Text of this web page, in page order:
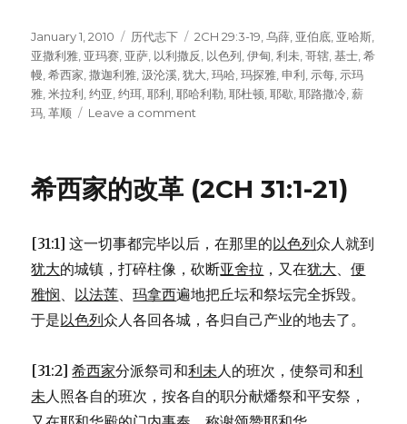
Posted
on
January 1, 2010 Categories
历代志下 Tags
2CH 29:3-19 ,乌薛 亚伯底 亚哈斯
亚撒利雅 亚玛赛 亚萨 以利撒反 以色列 ,伊甸 ,利未 ,哥辖 ,基士 ,希
幔 ,希西家 ,撒迦利雅 ,汲沦溪 ,犹大 ,玛哈 ,玛探雅 ,申利 示每 示玛
雅 ,米拉利 ,约亚 ,约珥 ,耶利 ,耶哈利勒 ,耶杜顿 ,耶歇 ,耶路撒冷 ,薪
玛 ,革顺 Leave a comment
殿
19)
希西家的改革 (2CH 31:1-21)
[31:1] 这一切事都完毕以后，在那里的以色列众人就到
犹大的城镇，打碎柱像，砍断亚舍拉 ，又在犹大、便
雅悯、 以法莲、玛拿西遍地把丘坛和祭坛完全拆毁。
于是以色列众人各回各城，各归自己产业的地去了。
[31:2]希西家分派祭司和利未人的班次，使祭司和利
未人照各自的班次，按各自的职分献燔祭和平安祭，